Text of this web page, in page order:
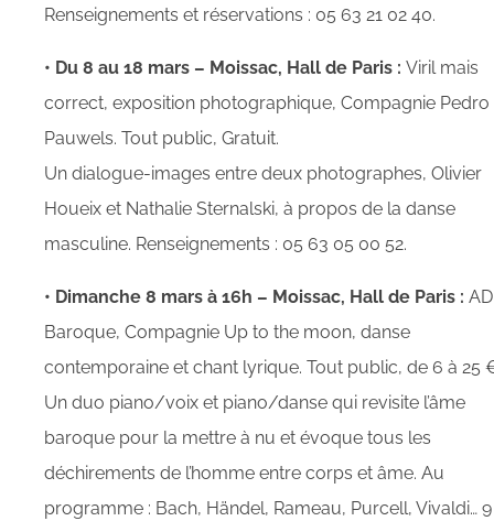
Renseignements et réservations : 05 63 21 02 40.
• Du 8 au 18 mars – Moissac, Hall de Paris : Viril mais
correct, exposition photographique, Compagnie Pedro
Pauwels. Tout public, Gratuit.
Un dialogue-images entre deux photographes, Olivier
Houeix et Nathalie Sternalski, à propos de la danse
masculine. Renseignements : 05 63 05 00 52.
• Dimanche 8 mars à 16h – Moissac, Hall de Paris :
Baroque, Compagnie Up to the moon, danse
contemporaine et chant lyrique. Tout public, de 6 à 25
Un duo piano/voix et piano/danse qui revisite l’âme
baroque pour la mettre à nu et évoque tous les
déchirements de l’homme entre corps et âme. Au
programme : Bach, Händel, Rameau, Purcell, Vivaldi… 9